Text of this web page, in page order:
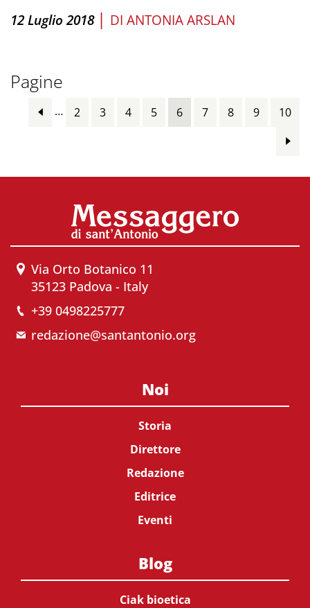
12 Luglio 2018 | DI ANTONIA ARSLAN
Pagine
… 2 3 4 5 6 7 8 9 10
Via Orto Botanico 11
35123 Padova - Italy
+39 0498225777
redazione@santantonio.org
Noi
Storia
Direttore
Redazione
Editrice
Eventi
Blog
Ciak bioetica